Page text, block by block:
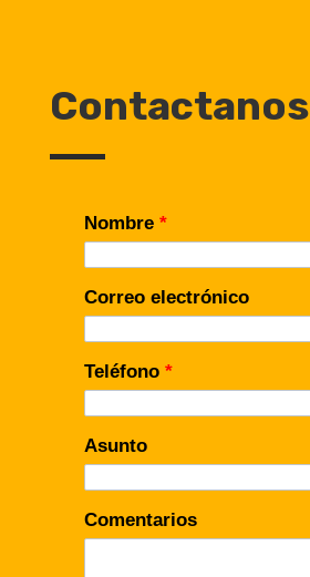
Contactanos
Nombre *
Correo electrónico
Teléfono *
Asunto
Comentarios